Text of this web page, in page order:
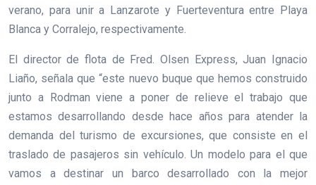
verano, para unir a Lanzarote y Fuerteventura entre Playa
Blanca y Corralejo, respectivamente.
El director de flota de Fred. Olsen Express, Juan Ignacio
Liaño, señala que “este nuevo buque que hemos construido
junto a Rodman viene a poner de relieve el trabajo que
estamos desarrollando desde hace años para atender la
demanda del turismo de excursiones, que consiste en el
traslado de pasajeros sin vehículo. Un modelo para el que
vamos a destinar un barco desarrollado con la mejor